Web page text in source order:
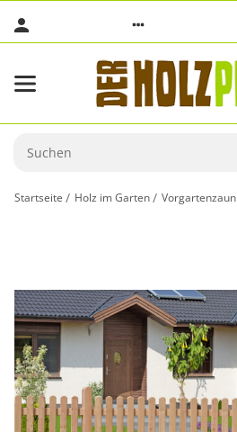
Startseite Holz im Garten Vorgartenzaun